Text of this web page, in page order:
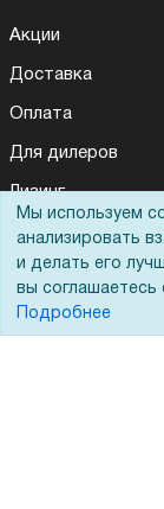
Акции
Доставка
Оплата
Для дилеров
Лизинг
Кредитование
Госучреждениям
Тендеры
Мы используем
анализировать
и делать его
вы соглашаетесь
Подробнее